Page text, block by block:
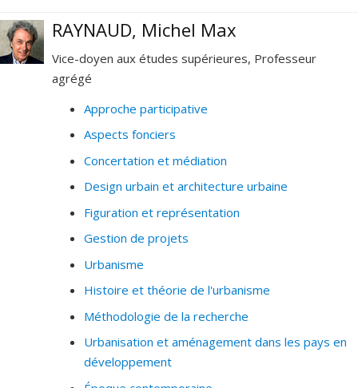
RAYNAUD, Michel Max
Vice-doyen aux études supérieures, Professeur
agrégé
Approche participative
Aspects fonciers
Concertation et médiation
Design urbain et architecture urbaine
Figuration et représentation
Gestion de projets
Urbanisme
Histoire et théorie de l'urbanisme
Méthodologie de la recherche
Urbanisation et aménagement dans les pays en
développement